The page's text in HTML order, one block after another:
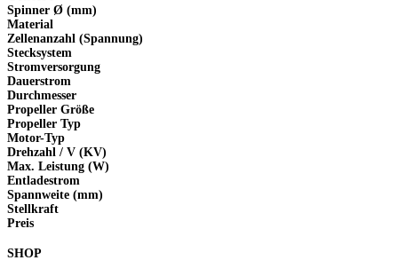
Spinner Ø (mm)
Material
Zellenanzahl (Spannung)
Stecksystem
Stromversorgung
Dauerstrom
Durchmesser
Propeller Größe
Propeller Typ
Motor-Typ
Drehzahl / V (KV)
Max. Leistung (W)
Entladestrom
Spannweite (mm)
Stellkraft
Preis
SHOP